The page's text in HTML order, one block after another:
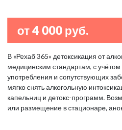
от 4 000 руб.
В «Рехаб 365» детоксикация от
медицинским стандартам, с учётом
употребления и сопутствующих
мягко снять алкогольную
капельниц и детокс-программ.
или размещение в стационаре,